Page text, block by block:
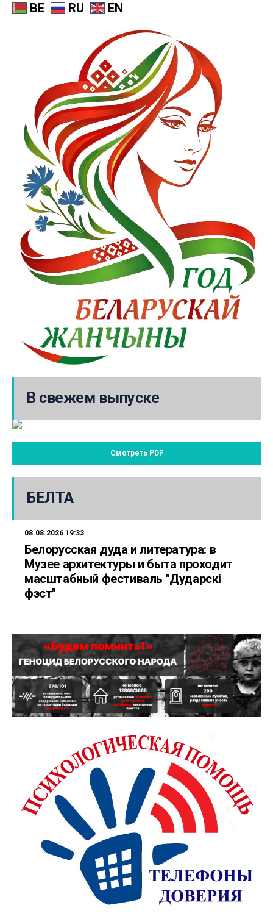
BE RU EN
В свежем выпуске
Смотреть PDF
БЕЛТА
08.08.2026 19:33
Белорусская дуда и литература: в
Музее архитектуры и быта проходит
масштабный фестиваль "Дударскі
фэст"